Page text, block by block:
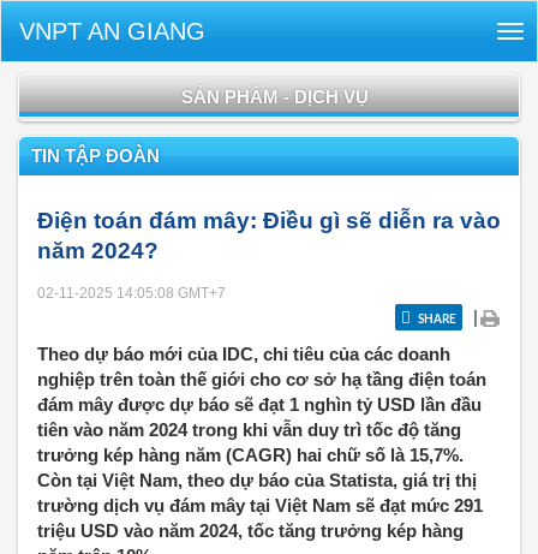
VNPT AN GIANG
SẢN PHẨM - DỊCH VỤ
TIN TẬP ĐOÀN
Điện toán đám mây: Điều gì sẽ diễn ra vào
năm 2024?
02-11-2025 14:05:08 GMT+7
SHARE
|
Theo dự báo mới của IDC, chi tiêu của các doanh
nghiệp trên toàn thế giới cho cơ sở hạ tầng điện toán
đám mây được dự báo sẽ đạt 1 nghìn tỷ USD lần đầu
tiên vào năm 2024 trong khi vẫn duy trì tốc độ tăng
trưởng kép hàng năm (CAGR) hai chữ số là 15,7%.
Còn tại Việt Nam, theo dự báo của Statista, giá trị thị
trường dịch vụ đám mây tại Việt Nam sẽ đạt mức 291
triệu USD vào năm 2024, tốc tăng trưởng kép hàng